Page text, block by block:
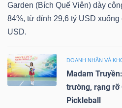
Garden (Bích Quế Viên) dày
84%, từ đỉnh 29,6 tỷ USD
USD.
DOANH NHÂN VÀ
Madam
trường, rạng rỡ
Pickleball